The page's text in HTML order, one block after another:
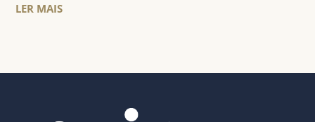
LER MAIS